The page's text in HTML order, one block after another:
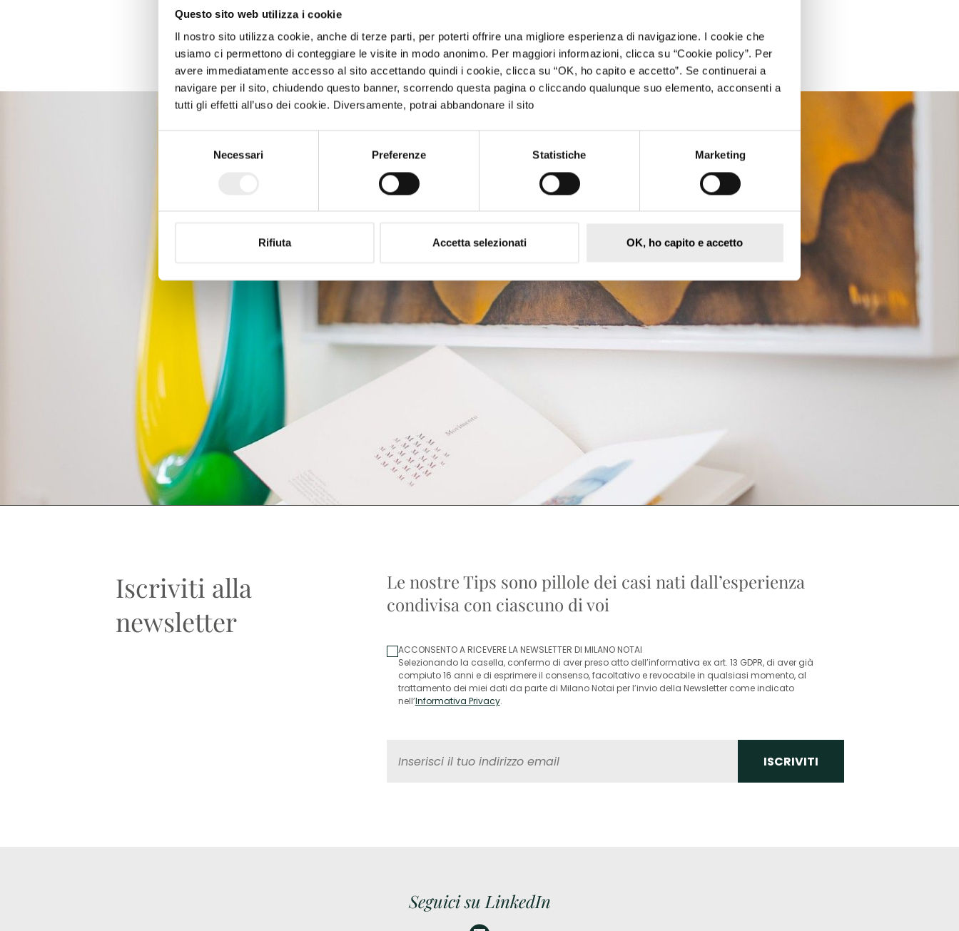
Questo sito web utilizza i cookie
Il nostro sito utilizza cookie, anche di terze parti, per poterti offrire una migliore esperienza di navigazione. I cookie che
usiamo ci permettono di conteggiare le visite in modo anonimo. Per maggiori informazioni, clicca su “Cookie policy”. Per
avere immediatamente accesso al sito accettando quindi i cookie, clicca su “OK, ho capito e accetto”. Se continuerai a
navigare per il sito, chiudendo questo banner, scorrendo questa pagina o cliccando qualunque suo elemento, acconsenti a
tutti gli effetti all’uso dei cookie. Diversamente, potrai abbandonare il sito
Necessari Preferenze Statistiche Marketing
Rifiuta Accetta selezionati OK, ho capito e accetto
CONTATTACI
Iscriviti alla
newsletter
Le nostre Tips sono pillole dei casi nati dall’esperienza
condivisa con ciascuno di voi
ACCONSENTO A RICEVERE LA NEWSLETTER DI MILANO NOTAI
Selezionando la casella, confermo di aver preso atto dell’informativa ex art. 13 GDPR, di aver già
compiuto 16 anni e di esprimere il consenso, facoltativo e revocabile in qualsiasi momento, al
trattamento dei miei dati da parte di Milano Notai per l’invio della Newsletter come indicato
nell’Informativa Privacy.
Seguici su LinkedIn